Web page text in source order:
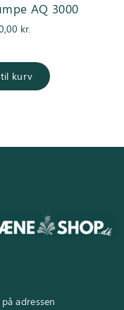
AQ 3000
kr.
kurv
adressen